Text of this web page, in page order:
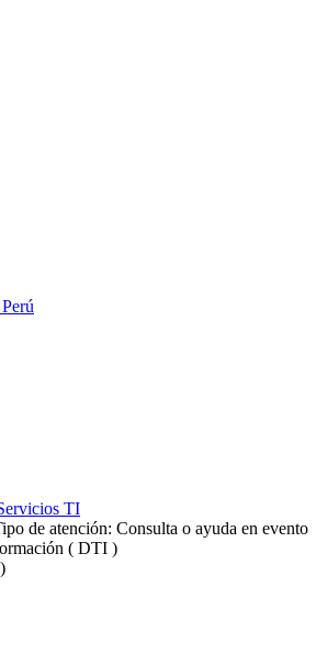
TI
de atención: Consulta o ayuda en evento
( DTI )